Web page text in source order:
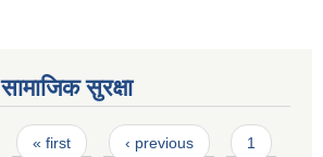
सामाजिक सुरक्षा
Pages
« first ‹ previous
1